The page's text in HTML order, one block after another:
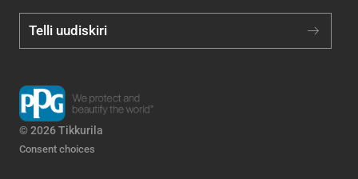
Telli uudiskiri
© 2026 Tikkurila
Consent choices